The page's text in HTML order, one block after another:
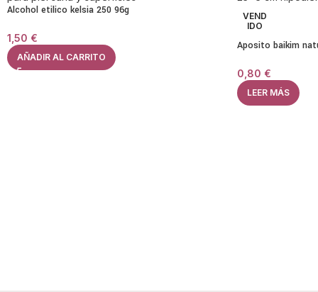
Alcohol etilico kelsia 250 96g
1,50 €
AÑADIR AL CARRITO
VEND
IDO
Aposito baikim
0,80 €
LEER MÁS